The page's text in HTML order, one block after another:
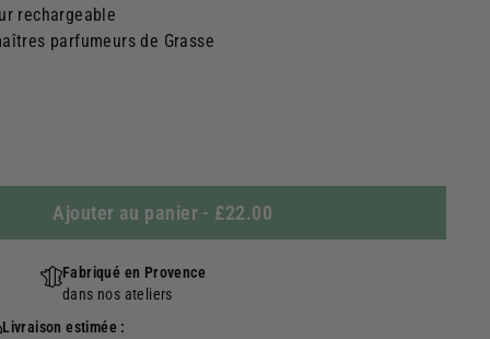
rechargeable
parfumeurs de Grasse
Ajouter au panier - £22.00
Fabriqué en Provence
dans nos ateliers
Livraison estimée :